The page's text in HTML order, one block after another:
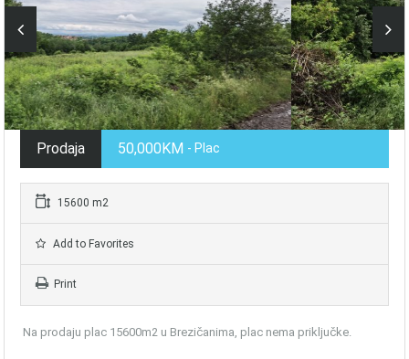
Prodaja 50,000KM - Plac
15600 m2
Add to Favorites
Print
Na prodaju plac 15600m2 u Brezičanima, plac nema priključke.